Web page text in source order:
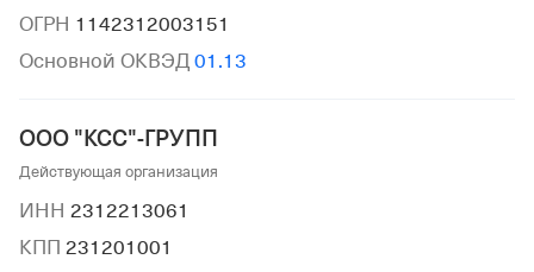
ОГРН 1142312003151
Основной ОКВЭД 01.13
ООО "КСС"-ГРУПП
Действующая организация
ИНН 2312213061
КПП 231201001